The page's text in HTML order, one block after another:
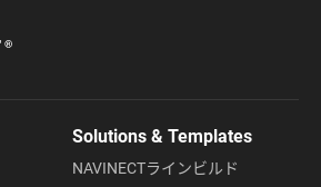
Solutions & Templates
NAVINECTラインビルド